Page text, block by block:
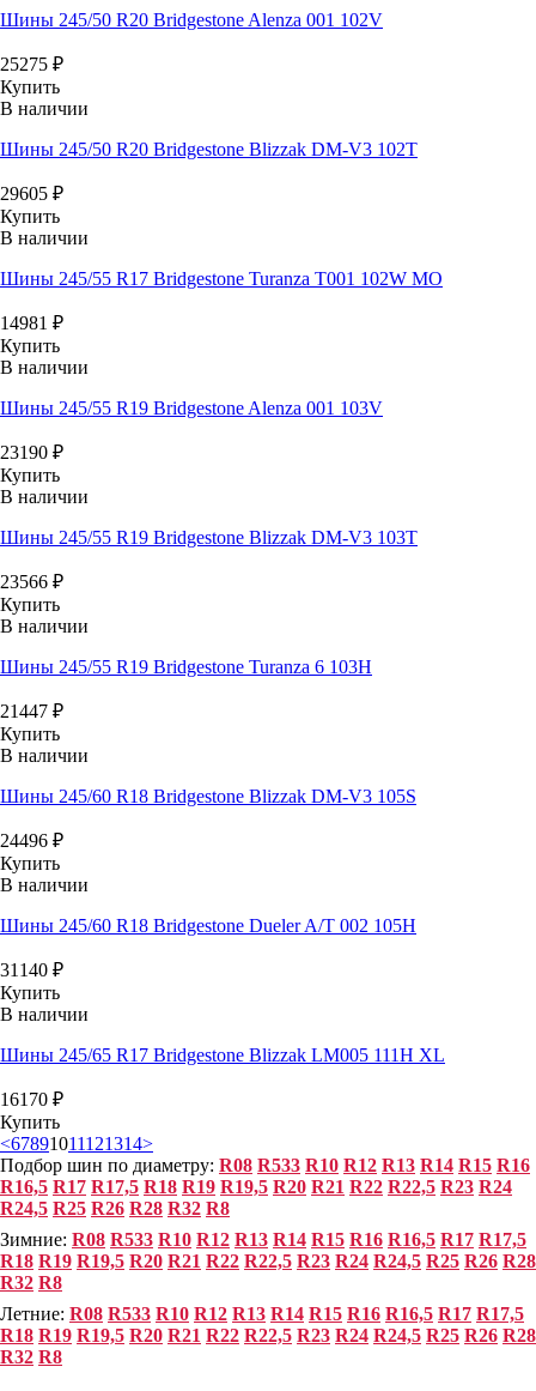
Шины 245/50 R20 Bridgestone Alenza 001 102V
25275 ₽
Купить
В наличии
Шины 245/50 R20 Bridgestone Blizzak DM-V3 102T
29605 ₽
Купить
В наличии
Шины 245/55 R17 Bridgestone Turanza T001 102W MO
14981 ₽
Купить
В наличии
Шины 245/55 R19 Bridgestone Alenza 001 103V
23190 ₽
Купить
В наличии
Шины 245/55 R19 Bridgestone Blizzak DM-V3 103T
23566 ₽
Купить
В наличии
Шины 245/55 R19 Bridgestone Turanza 6 103H
21447 ₽
Купить
В наличии
Шины 245/60 R18 Bridgestone Blizzak DM-V3 105S
24496 ₽
Купить
В наличии
Шины 245/60 R18 Bridgestone Dueler A/T 002 105H
31140 ₽
Купить
В наличии
Шины 245/65 R17 Bridgestone Blizzak LM005 111H XL
16170 ₽
Купить
<67891011121314>
Подбор шин по диаметру: R08 R533 R10 R12 R13 R14 R15 R16
R16,5 R17 R17,5 R18 R19 R19,5 R20 R21 R22 R22,5 R23 R24
R24,5 R25 R26 R28 R32 R8
Зимние: R08 R533 R10 R12 R13 R14 R15 R16 R16,5 R17 R17,5
R18 R19 R19,5 R20 R21 R22 R22,5 R23 R24 R24,5 R25 R26 R28
R32 R8
Летние: R08 R533 R10 R12 R13 R14 R15 R16 R16,5 R17 R17,5
R18 R19 R19,5 R20 R21 R22 R22,5 R23 R24 R24,5 R25 R26 R28
R32 R8